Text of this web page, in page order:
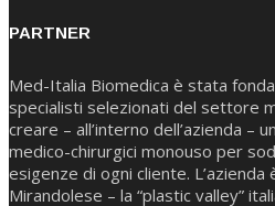
PARTNER
Med-Italia Biomedica è stata
specialisti selezionati del settore
creare – all’interno dell’azienda –
medico-chirurgici monouso per
esigenze di ogni cliente. L’azienda
Mirandolese – la “plastic valley”